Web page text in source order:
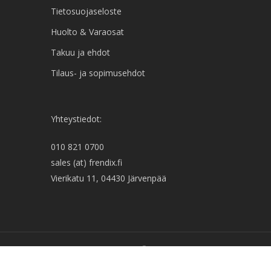
Tietosuojaseloste
Huolto & Varaosat
Takuu ja ehdot
Tilaus- ja sopimusehdot
Yhteystiedot:
010 821 0700
sales (at) frendix.fi
Vierikatu 11, 04430 Järvenpää
twitterfacebook
linkedinyoutubeinstagram